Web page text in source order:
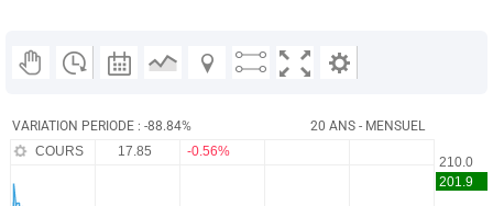
VARIATION PERIODE : -88.84% 20 ANS - MENSUEL
COURS 17.85 -0.56%